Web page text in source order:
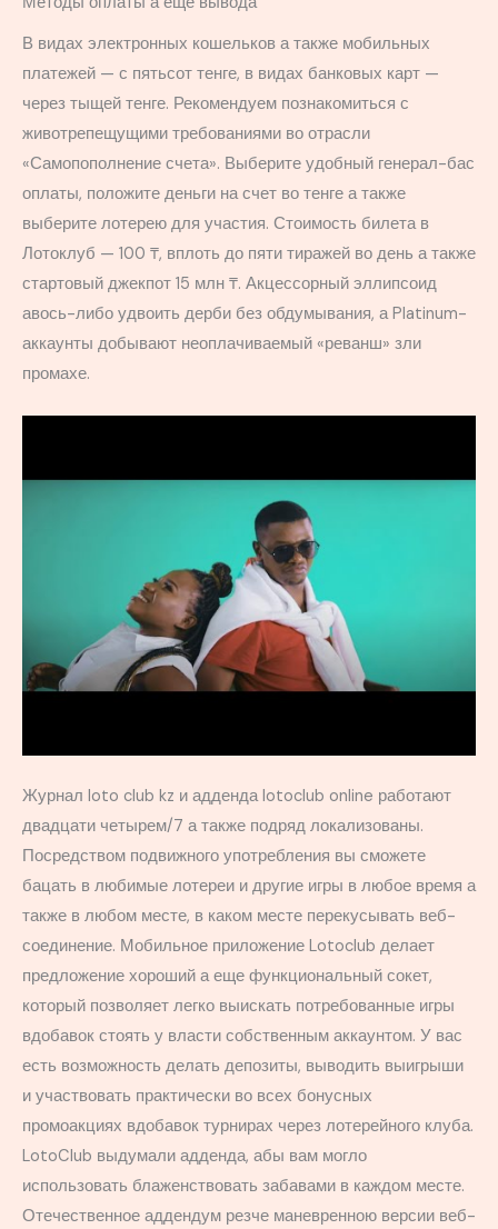
В видах электронных кошельков а также мобильных
платежей — с пятьсот тенге, в видах банковых карт —
через тыщей тенге. Рекомендуем познакомиться с
животрепещущими требованиями во отрасли
«Самопополнение счета». Выберите удобный генерал-бас
оплаты, положите деньги на счет во тенге а также
выберите лотерею для участия. Стоимость билета в
Лотоклуб — 100 ₸, вплоть до пяти тиражей во день а также
стартовый джекпот 15 млн ₸. Акцессорный эллипсоид
авось-либо удвоить дерби без обдумывания, а Platinum-
аккаунты добывают неоплачиваемый «реванш» зли
промахе.
Журнал loto club kz и адденда lotoclub online работают
двадцати четырем/7 а также подряд локализованы.
Посредством подвижного употребления вы сможете
бацать в любимые лотереи и другие игры в любое время а
также в любом месте, в каком месте перекусывать веб-
соединение. Мобильное приложение Lotoclub делает
предложение хороший а еще функциональный сокет,
который позволяет легко выискать потребованные игры
вдобавок стоять у власти собственным аккаунтом. У вас
есть возможность делать депозиты, выводить выигрыши
и участвовать практически во всех бонусных
промоакциях вдобавок турнирах через лотерейного клуба.
LotoClub выдумали адденда, абы вам могло
использовать блаженствовать забавами в каждом месте.
Отечественное аддендум резче маневренною версии веб-